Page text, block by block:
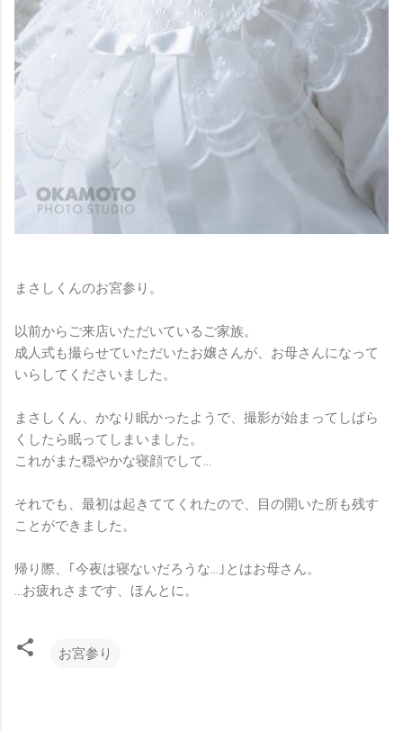
まさしくんのお宮参り。
以前からご来店いただいているご家族。
成人式も撮らせていただいたお嬢さんが、お母さんになって
いらしてくださいました。
まさしくん、かなり眠かったようで、撮影が始まってしばら
くしたら眠ってしまいました。
これがまた穏やかな寝顔でして…
それでも、最初は起きててくれたので、目の開いた所も残す
ことができました。
帰り際、｢今夜は寝ないだろうな…｣とはお母さん。
…お疲れさまです、ほんとに。
お宮参り